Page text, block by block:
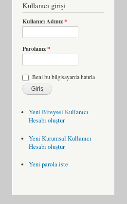
Kullanıcı girişi
Kullanıcı Adınız*
Parolanız*
Beni bu bilgisayarda hatırla
Yeni Bireysel Kullanıcı
Hesabı oluştur
Yeni Kurumsal Kullanıcı
Hesabı oluştur
Yeni parola iste